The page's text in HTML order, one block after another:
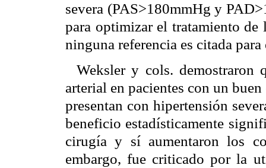
severa (PAS>180mmHg y
para optimizar el tratamiento
ninguna referencia es citada
Weksler y cols. demostraron
arterial en pacientes con un
presentan con hipertensión
beneficio estadísticamente
cirugía y sí aumentaron los
embargo, fue criticado por la